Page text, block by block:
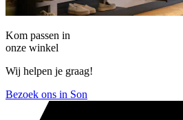
Kom passen in
onze winkel
Wij helpen je graag!
Bezoek ons in Son